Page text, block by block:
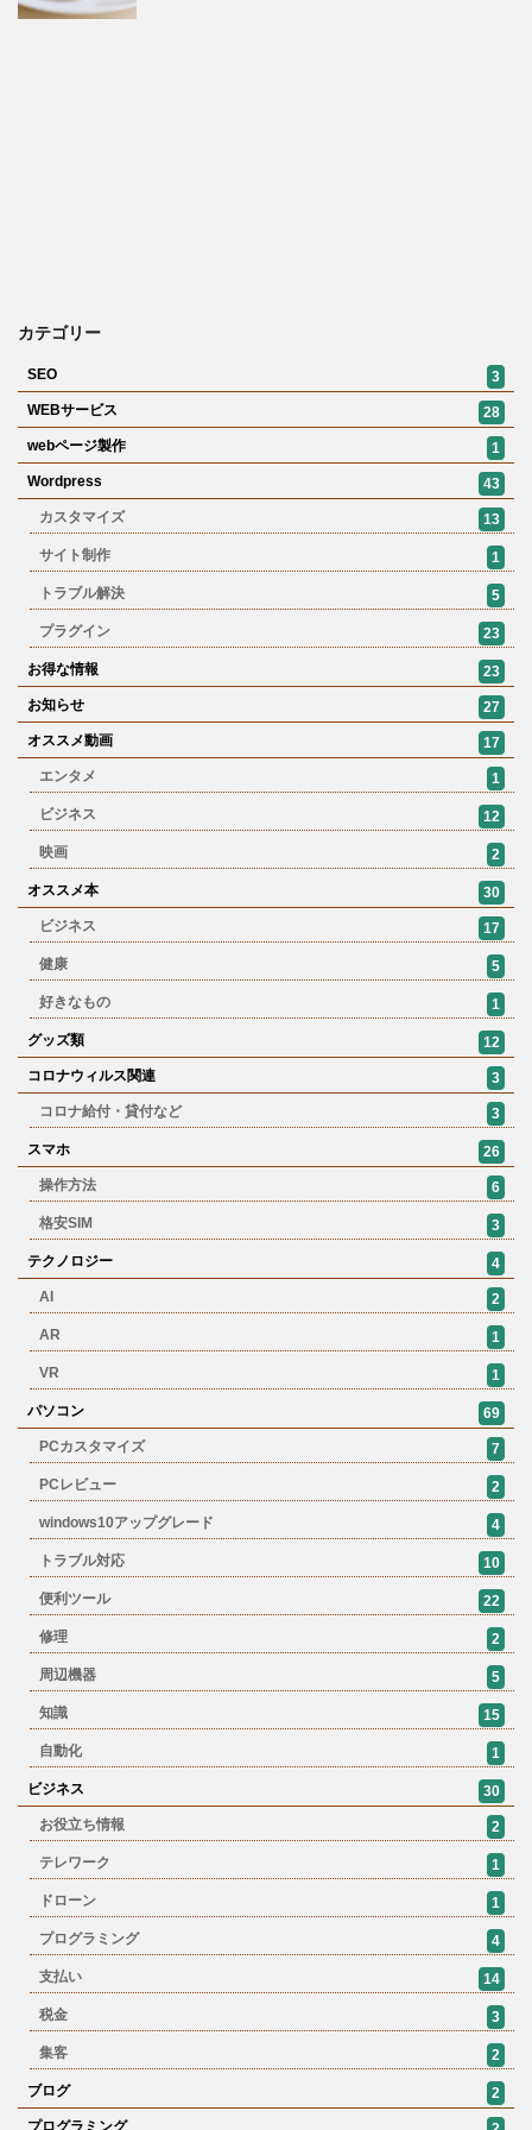
カテゴリー
SEO
3
WEBサービス
28
webページ製作
1
Wordpress
43
カスタマイズ
13
サイト制作 1
トラブル解決 5
プラグイン 23
お得な情報
23
お知らせ
27
オススメ動画
17
エンタメ
1
ビジネス 12
映画 2
オススメ本
30
ビジネス
17
健康 5
好きなもの 1
グッズ類
12
コロナウィルス関連
3
コロナ給付・貸付など
3
スマホ
26
操作方法
6
格安SIM 3
テクノロジー
4
AI
2
AR 1
VR 1
パソコン
69
PCカスタマイズ
7
PCレビュー 2
windows10アップグレード 4
トラブル対応 10
便利ツール 22
修理 2
周辺機器 5
知識 15
自動化 1
ビジネス
30
お役立ち情報
2
テレワーク 1
ドローン 1
プログラミング 4
支払い 14
税金 3
集客 2
ブログ
2
プログラミング